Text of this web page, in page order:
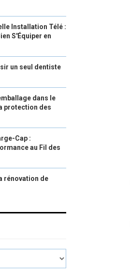
Installation Télé :
S'Équiper en
un seul dentiste
dans le
protection des
Cap :
au Fil des
rénovation de